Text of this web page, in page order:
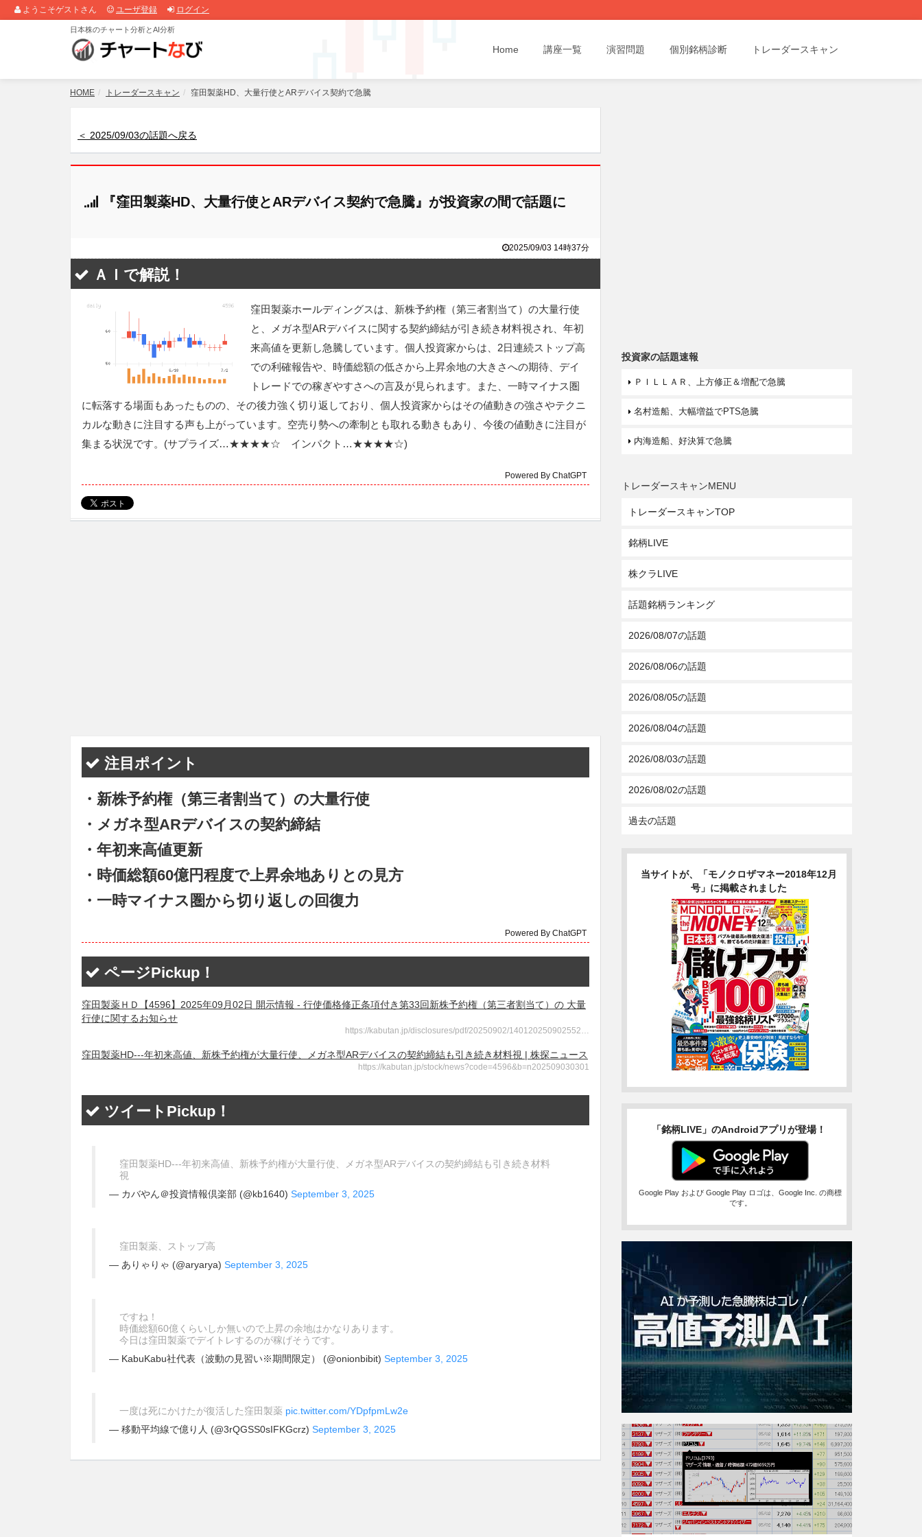
ようこそゲストさん ユーザ登録 ログイン
日本株のチャート分析とAI分析
Home 講座一覧 演習問題 個別銘柄診断 トレーダースキャン
HOME トレーダースキャン 窪田製薬HD、大量行使とARデバイス契約で急騰
＜ 2025/09/03の話題へ戻る
『窪田製薬HD、大量行使とARデバイス契約で急騰』が投資家の間で話題に
2025/09/03 14時37分
ＡＩで解説！
窪田製薬ホールディングスは、新株予約権（第三者割当て）の大量行使
と、メガネ型ARデバイスに関する契約締結が引き続き材料視され、年初
来高値を更新し急騰しています。個人投資家からは、2日連続ストップ高
での利確報告や、時価総額の低さから上昇余地の大きさへの期待、デイ
トレードでの稼ぎやすさへの言及が見られます。また、一時マイナス圏
に転落する場面もあったものの、その後力強く切り返しており、個人投資家からはその値動きの強さやテクニ
カルな動きに注目する声も上がっています。空売り勢への牽制とも取れる動きもあり、今後の値動きに注目が
集まる状況です。(サプライズ…★★★★☆ インパクト…★★★★☆)
Powered By ChatGPT
注目ポイント
・新株予約権（第三者割当て）の大量行使
・メガネ型ARデバイスの契約締結
・年初来高値更新
・時価総額60億円程度で上昇余地ありとの見方
・一時マイナス圏から切り返しの回復力
Powered By ChatGPT
ページPickup！
窪田製薬ＨＤ【4596】2025年09月02日 開示情報 - 行使価格修正条項付き第33回新株予約権（第三者割当て）の 大量
行使に関するお知らせ
https://kabutan.jp/disclosures/pdf/20250902/140120250902552…
窪田製薬HD---年初来高値、新株予約権が大量行使、メガネ型ARデバイスの契約締結も引き続き材料視 | 株探ニュース
https://kabutan.jp/stock/news?code=4596&b=n202509030301
ツイートPickup！
窪田製薬HD---年初来高値、新株予約権が大量行使、メガネ型ARデバイスの契約締結も引き続き材料
視
— カバやん＠投資情報倶楽部 (@kb1640) September 3, 2025
窪田製薬、ストップ高
— ありゃりゃ (@aryarya) September 3, 2025
ですね！
時価総額60億くらいしか無いので上昇の余地はかなりあります。
今日は窪田製薬でデイトレするのが稼げそうです。
— KabuKabu社代表（波動の見習い※期間限定） (@onionbibit) September 3, 2025
一度は死にかけたが復活した窪田製薬 pic.twitter.com/YDpfpmLw2e
— 移動平均線で億り人 (@3rQGSS0sIFKGcrz) September 3, 2025
投資家の話題速報
ＰＩＬＬＡＲ、上方修正＆増配で急騰
名村造船、大幅増益でPTS急騰
内海造船、好決算で急騰
トレーダースキャンMENU
トレーダースキャンTOP
銘柄LIVE
株クラLIVE
話題銘柄ランキング
2026/08/07の話題
2026/08/06の話題
2026/08/05の話題
2026/08/04の話題
2026/08/03の話題
2026/08/02の話題
過去の話題
当サイトが、「モノクロザマネー2018年12月
号」に掲載されました
「銘柄LIVE」のAndroidアプリが登場！
Google Play および Google Play ロゴは、Google Inc. の商標
です。